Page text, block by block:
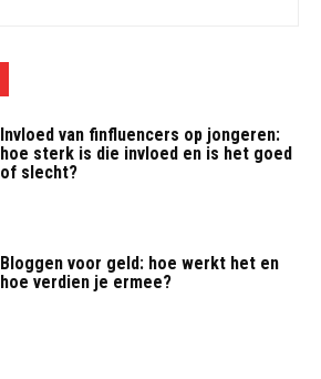
Invloed van finfluencers op jongeren:
hoe sterk is die invloed en is het goed
of slecht?
Bloggen voor geld: hoe werkt het en
hoe verdien je ermee?